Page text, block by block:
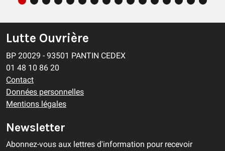
Lutte Ouvrière
BP 20029 - 93501 PANTIN CEDEX
01 48 10 86 20
Contact
Données personnelles
Mentions légales
Newsletter
Abonnez-vous aux lettres d'information pour recevoir